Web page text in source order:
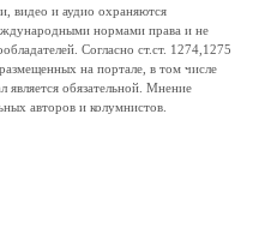
видео и аудио охраняются
нормами права и не
Согласно ст.ст. 1274,1275
на портале, в том числе
является обязательной. Мнение
авторов и колумнистов.